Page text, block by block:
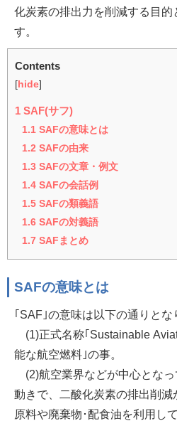
化炭素の排出力を削減する目的
す。
Contents
[ hide]
1 SAF(サフ)
1.1 SAFの意味とは
1.2 SAFの由来
1.3 SAFの文章・例文
1.4 SAFの会話例
1.5 SAFの類義語
1.6 SAFの対義語
1.7 SAFまとめ
SAFの意味とは
｢SAF｣の意味は以下の通りとな
(1)正式名称｢Sustainable
能な航空燃料｣の事。
(2)航空業界などが中心とな
動きで、二酸化炭素の排出削
原料や廃棄物･配食油を利用し